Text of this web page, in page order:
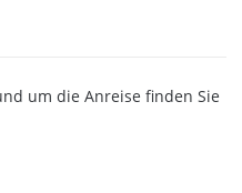
um die Anreise finden Sie